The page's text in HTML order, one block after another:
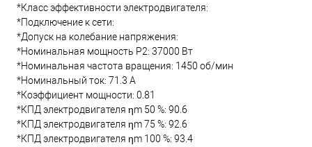
*Класс эффективности электродвигателя:
*Подключение к сети:
*Допуск на колебание напряжения:
*Номинальная мощность Р2: 37000 Вт
*Номинальная частота вращения: 1450 об/мин
*Номинальный ток: 71.3 А
*Коэффициент мощности: 0.81
*КПД электродвигателя ηm 50 %: 90.6
*КПД электродвигателя ηm 75 %: 92.6
*КПД электродвигателя ηm 100 %: 93.4